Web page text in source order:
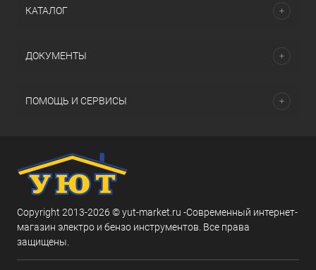
КАТАЛОГ
ДОКУМЕНТЫ
ПОМОЩЬ И СЕРВИСЫ
Copyright 2013-2026 © yut-market.ru -Современный интернет-
магазин электро и бензо инструментов. Все права
защищены.